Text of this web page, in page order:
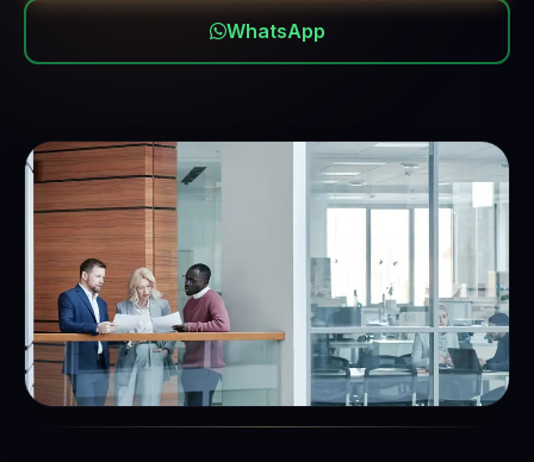
WhatsApp